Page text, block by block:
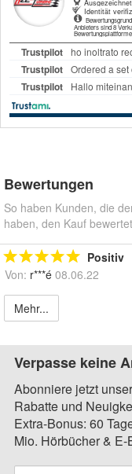
Bewertungen
So haben Kunden, die
haben, den Kauf
Positiv
Von: r***é 08.06.22
Mehr...
Verpasse keine
Abonniere jetzt
Rabatte und
Extra-Bonus: 60
Mio. Hörbücher & E-